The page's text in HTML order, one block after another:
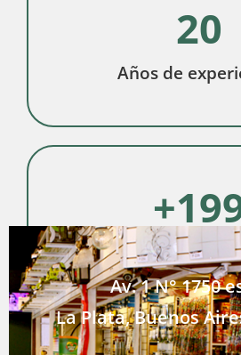
Años de
20
Obras
+
Av. 1 N° 1750
La Plata, Buenos